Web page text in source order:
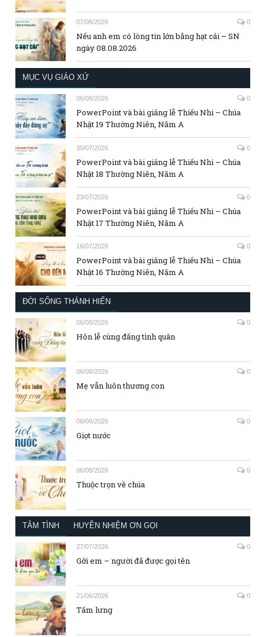
07/08/2026 0
Nếu anh em có lòng tin lớn bằng hạt cải – SN
ngày 08.08.2026
MỤC VỤ GIÁO XỨ
06/08/2026 0
PowerPoint và bài giảng lễ Thiếu Nhi – Chúa
Nhật 19 Thường Niên, Năm A
30/07/2026 0
PowerPoint và bài giảng lễ Thiếu Nhi – Chúa
Nhật 18 Thường Niên, Năm A
23/07/2026 0
PowerPoint và bài giảng lễ Thiếu Nhi – Chúa
Nhật 17 Thường Niên, Năm A
16/07/2026 0
PowerPoint và bài giảng lễ Thiếu Nhi – Chúa
Nhật 16 Thường Niên, Năm A
ĐỜI SỐNG THÁNH HIẾN
06/08/2026 0
Hôn lễ cùng đấng tình quân
06/08/2026 0
Mẹ vẫn luôn thương con
06/08/2026 0
Giọt nước
06/08/2026 0
Thuộc trọn về chúa
TÂM TÌNH HUYỀN NHIỆM ƠN GỌI
27/07/2026 0
Gởi em – người đã được gọi tên
21/06/2026 0
Tấm lưng